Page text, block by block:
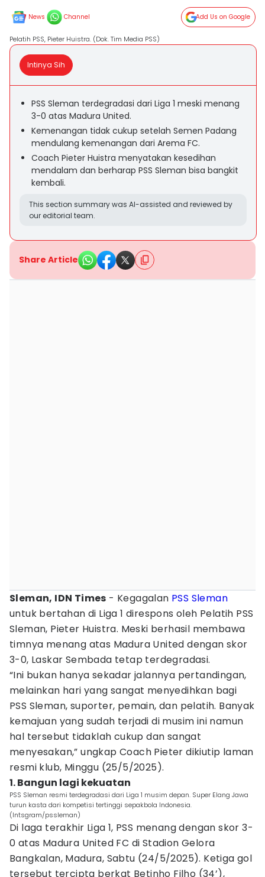
News Channel Add Us on Google
Pelatih PSS, Pieter Huistra. (Dok. Tim Media PSS)
Intinya Sih
PSS Sleman terdegradasi dari Liga 1 meski menang
3-0 atas Madura United.
Kemenangan tidak cukup setelah Semen Padang
mendulang kemenangan dari Arema FC.
Coach Pieter Huistra menyatakan kesedihan
mendalam dan berharap PSS Sleman bisa bangkit
kembali.
This section summary was AI-assisted and reviewed by
our editorial team.
Share Article
Sleman, IDN Times - Kegagalan PSS Sleman
untuk bertahan di Liga 1 direspons oleh Pelatih PSS
Sleman, Pieter Huistra. Meski berhasil membawa
timnya menang atas Madura United dengan skor
3-0, Laskar Sembada tetap terdegradasi.
“Ini bukan hanya sekadar jalannya pertandingan,
melainkan hari yang sangat menyedihkan bagi
PSS Sleman, suporter, pemain, dan pelatih. Banyak
kemajuan yang sudah terjadi di musim ini namun
hal tersebut tidaklah cukup dan sangat
menyesakan,” ungkap Coach Pieter dikiutip laman
resmi klub, Minggu (25/5/2025).
1. Bangun lagi kekuatan
PSS Sleman resmi terdegradasi dari Liga 1 musim depan. Super Elang Jawa
turun kasta dari kompetisi tertinggi sepakbola Indonesia.
(Intsgram/pssleman)
Di laga terakhir Liga 1, PSS menang dengan skor 3-
0 atas Madura United FC di Stadion Gelora
Bangkalan, Madura, Sabtu (24/5/2025). Ketiga gol
tersebut tercipta berkat Betinho Filho (34’),